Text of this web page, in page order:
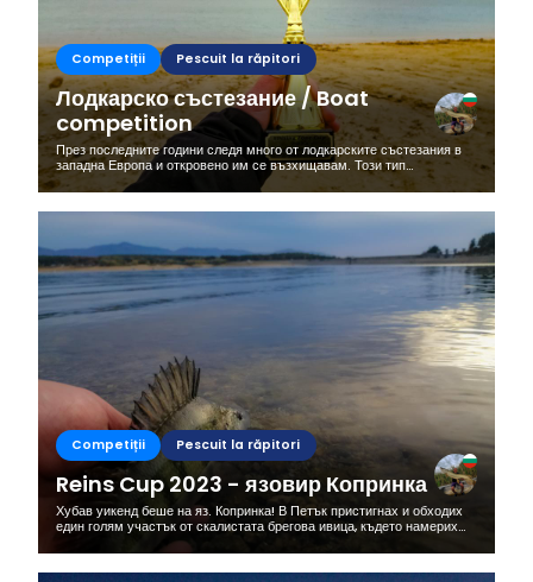
Competiții Pescuit la răpitori
Лодкарско състезание / Boat
competition
През последните години следя много от лодкарските състезания в
западна Европа и откровено им се възхищавам. Този тип
състезания дават една по-различна перспектива у бреговия
риболовец и когато...
Competiții Pescuit la răpitori
Reins Cup 2023 - язовир Копринка
Хубав уикенд беше на яз. Копринка! В Петък пристигнах и обходих
един голям участък от скалистата брегова ивица, където намерих
порядъчна слука. Рибите в сутришните часове бяха близо до брега
в...